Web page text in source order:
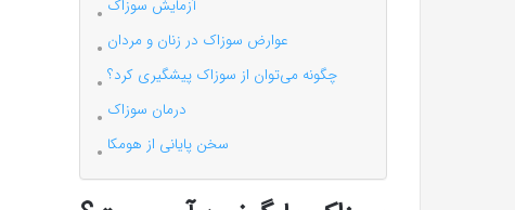
آزمایش سوزاک
عوارض سوزاک در زنان و مردان
چگونه می‌توان از سوزاک پیشگیری کرد؟
درمان سوزاک
سخن پایانی از هومکا